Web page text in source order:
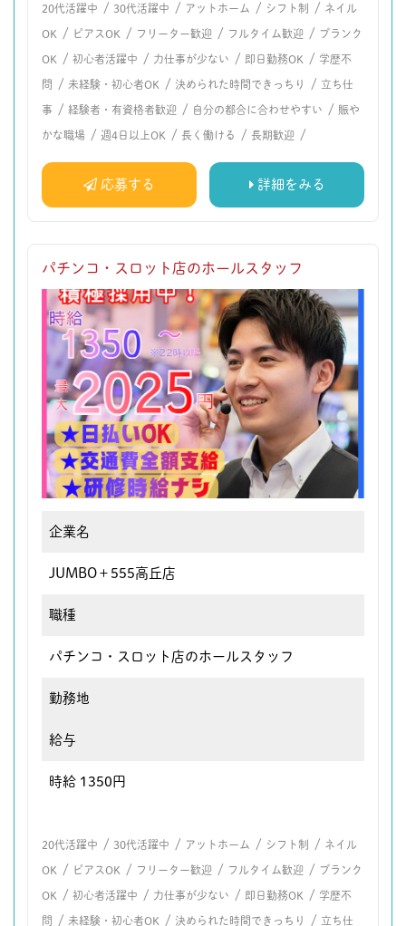
20代活躍中 / 30代活躍中 / アットホーム / シフト制 / ネイル
OK / ピアスOK / フリーター歓迎 / フルタイム歓迎 / ブランク
OK / 初心者活躍中 / 力仕事が少ない / 即日勤務OK / 学歴不
問 / 未経験・初心者OK / 決められた時間できっちり / 立ち仕
事 / 経験者・有資格者歓迎 / 自分の都合に合わせやすい / 賑や
かな職場 / 週4日以上OK / 長く働ける / 長期歓迎 /
応募する 詳細をみる
パチンコ・スロット店のホールスタッフ
企業名
JUMBO＋555高丘店
職種
パチンコ・スロット店のホールスタッフ
勤務地
給与
時給 1350円
20代活躍中 / 30代活躍中 / アットホーム / シフト制 / ネイル
OK / ピアスOK / フリーター歓迎 / フルタイム歓迎 / ブランク
OK / 初心者活躍中 / 力仕事が少ない / 即日勤務OK / 学歴不
問 / 未経験・初心者OK / 決められた時間できっちり / 立ち仕